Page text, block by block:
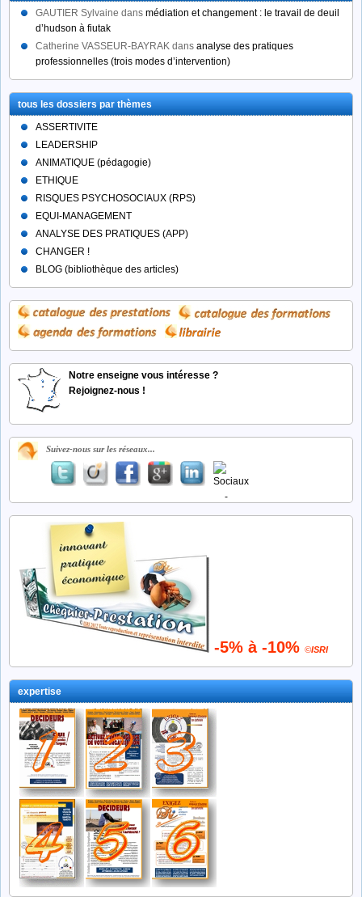
catégorieGAUTIER Sylvaine dans médiation et changement : le travail de deuil
d’hudson à fiutak
Catherine VASSEUR-BAYRAK dans analyse des pratiques
professionnelles (trois modes d’intervention)
tous les dossiers par thèmes
ASSERTIVITE
LEADERSHIP
ANIMATIQUE (pédagogie)
ETHIQUE
RISQUES PSYCHOSOCIAUX (RPS)
EQUI-MANAGEMENT
ANALYSE DES PRATIQUES (APP)
CHANGER !
BLOG (bibliothèque des articles)
Notre enseigne vous intéresse ?
Rejoignez-nous !
Suivez-nous sur les réseaux...
-5% à -10% ©ISRI
expertise